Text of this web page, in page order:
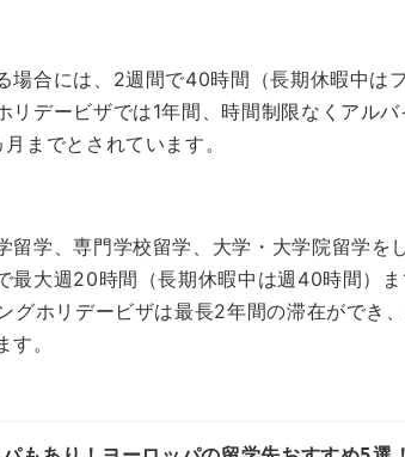
場合には、2週間で40時間（長期休暇中は
リデービザでは1年間、時間制限なくアルバ
までとされています。
留学、専門学校留学、大学・大学院留学を
最大週20時間（長期休暇中は週40時間）
グホリデービザは最長2年間の滞在ができ
。